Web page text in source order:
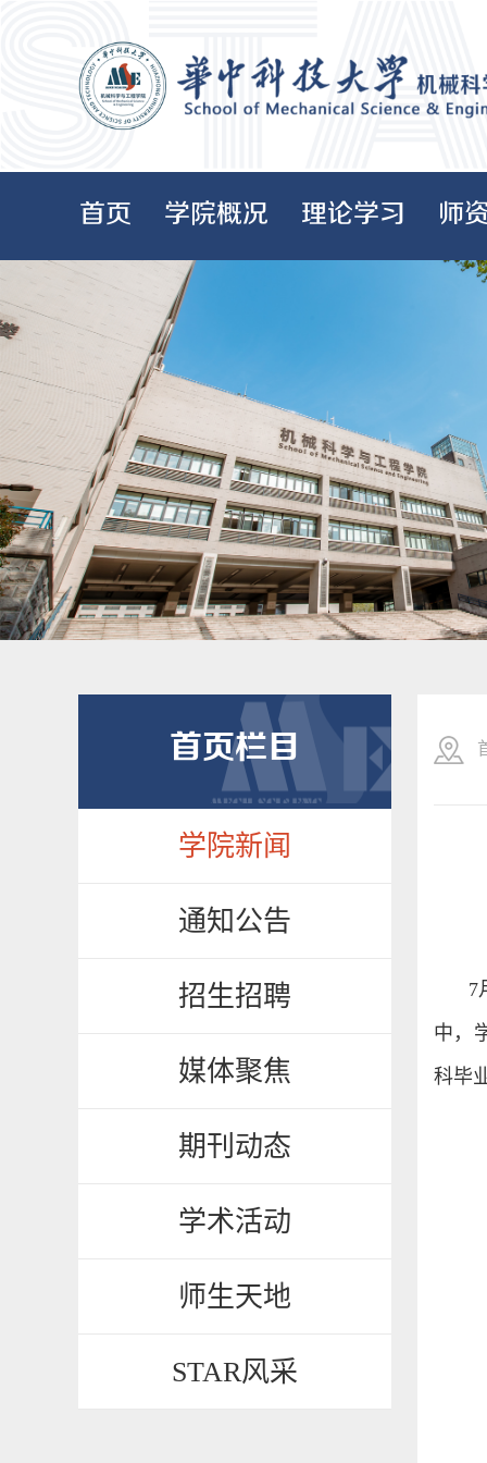
首页 学院概况 理论学习 师
首页栏目
学院新闻
通知公告
招生招聘
媒体聚焦
期刊动态
学术活动
师生天地
STAR风采
7
中，
科毕